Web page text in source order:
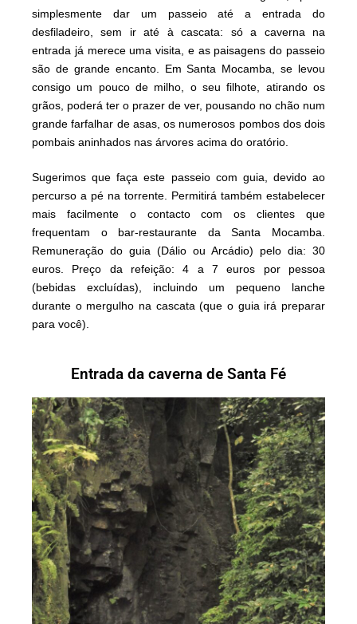
simplesmente dar um passeio até a entrada do
desfiladeiro, sem ir até à cascata: só a caverna na
entrada já merece uma visita, e as paisagens do passeio
são de grande encanto. Em Santa Mocamba, se levou
consigo um pouco de milho, o seu filhote, atirando os
grãos, poderá ter o prazer de ver, pousando no chão num
grande farfalhar de asas, os numerosos pombos dos dois
pombais aninhados nas árvores acima do oratório.
Sugerimos que faça este passeio com guia, devido ao
percurso a pé na torrente. Permitirá também estabelecer
mais facilmente o contacto com os clientes que
frequentam o bar-restaurante da Santa Mocamba.
Remuneração do guia (Dálio ou Arcádio) pelo dia: 30
euros. Preço da refeição: 4 a 7 euros por pessoa
(bebidas excluídas), incluindo um pequeno lanche
durante o mergulho na cascata (que o guia irá preparar
para você).
Entrada da caverna de Santa Fé